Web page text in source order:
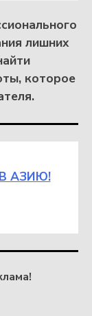
лишних
которое
АЗИЮ!